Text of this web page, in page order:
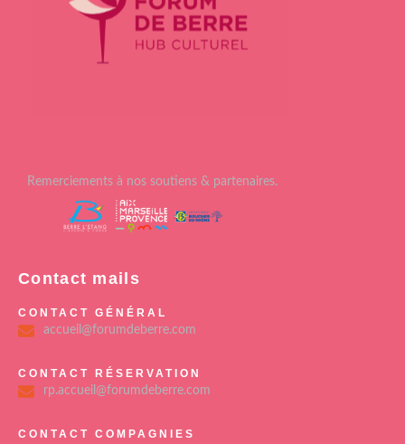
Remerciements à nos soutiens & partenaires.
Contact mails
CONTACT GÉNÉRAL
accueil@forumdeberre.com
CONTACT RÉSERVATION
rp.accueil@forumdeberre.com
CONTACT COMPAGNIES